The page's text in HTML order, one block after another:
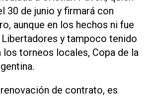
30 de junio y firmará con
aunque en los hechos ni fue
y tampoco tenido
los torneos locales, Copa de la
de contrato, es